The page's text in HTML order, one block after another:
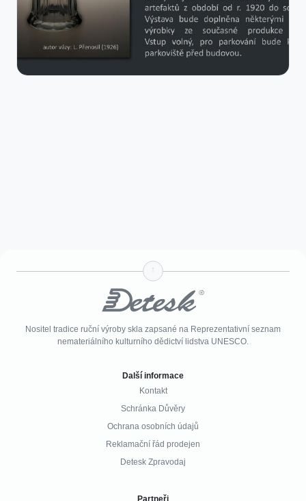
↑
Nositel tradice ruční výroby skla zapsané na Reprezentativní seznam
nemateriálního kulturního dědictví lidstva UNESCO.
Další informace
Kontakt
Schránka Důvěry
Ochrana osobních údajů
Reklamační řád prodejen
Detesk Zpravodaj
Partneři